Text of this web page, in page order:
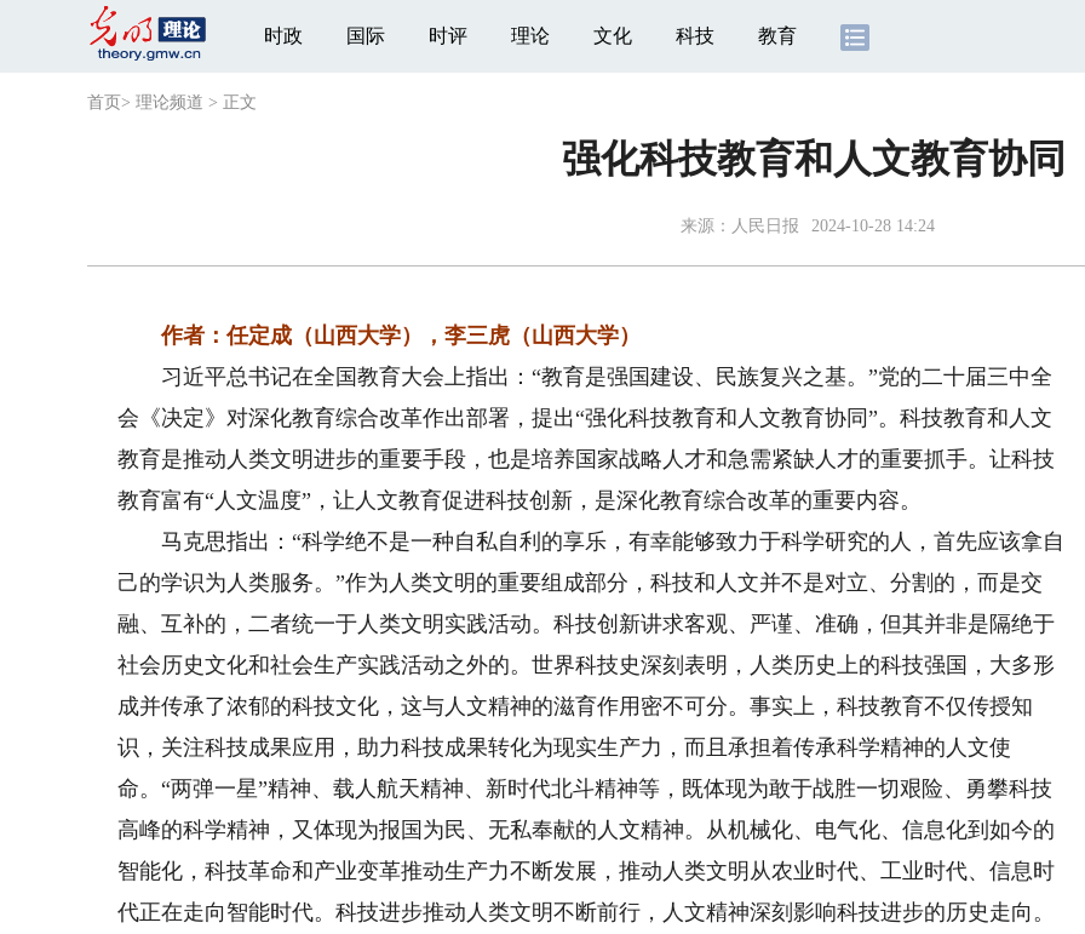
时政 国际 时评 理论 文化 科技 教育
首页 > 理论频道 > 正文
强化科技教育和人文教育协同
来源： 人民日报 2024-10-28 14:24
作者：任定成（山西大学），李三虎（山西大学）
习近平总书记在全国教育大会上指出：“教育是强国建设、民族复兴之基。”党的二十届三中全
会《决定》对深化教育综合改革作出部署，提出“强化科技教育和人文教育协同”。科技教育和人文
教育是推动人类文明进步的重要手段，也是培养国家战略人才和急需紧缺人才的重要抓手。让科技
教育富有“人文温度”，让人文教育促进科技创新，是深化教育综合改革的重要内容。
马克思指出：“科学绝不是一种自私自利的享乐，有幸能够致力于科学研究的人，首先应该拿自
己的学识为人类服务。”作为人类文明的重要组成部分，科技和人文并不是对立、分割的，而是交
融、互补的，二者统一于人类文明实践活动。科技创新讲求客观、严谨、准确，但其并非是隔绝于
社会历史文化和社会生产实践活动之外的。世界科技史深刻表明，人类历史上的科技强国，大多形
成并传承了浓郁的科技文化，这与人文精神的滋育作用密不可分。事实上，科技教育不仅传授知
识，关注科技成果应用，助力科技成果转化为现实生产力，而且承担着传承科学精神的人文使
命。“两弹一星”精神、载人航天精神、新时代北斗精神等，既体现为敢于战胜一切艰险、勇攀科技
高峰的科学精神，又体现为报国为民、无私奉献的人文精神。从机械化、电气化、信息化到如今的
智能化，科技革命和产业变革推动生产力不断发展，推动人类文明从农业时代、工业时代、信息时
代正在走向智能时代。科技进步推动人类文明不断前行，人文精神深刻影响科技进步的历史走向。